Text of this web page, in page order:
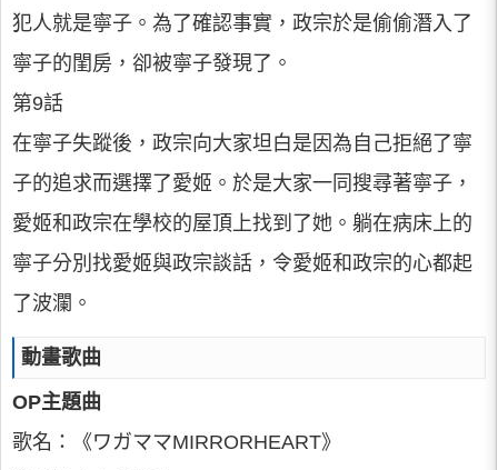
犯人就是寧子。為了確認事實，政宗於是偷偷潛入了
寧子的閨房，卻被寧子發現了。
第9話
在寧子失蹤後，政宗向大家坦白是因為自己拒絕了寧
子的追求而選擇了愛姬。於是大家一同搜尋著寧子，
愛姬和政宗在學校的屋頂上找到了她。躺在病床上的
寧子分別找愛姬與政宗談話，令愛姬和政宗的心都起
了波瀾。
動畫歌曲
OP主題曲
歌名：《ワガママMIRRORHEART》